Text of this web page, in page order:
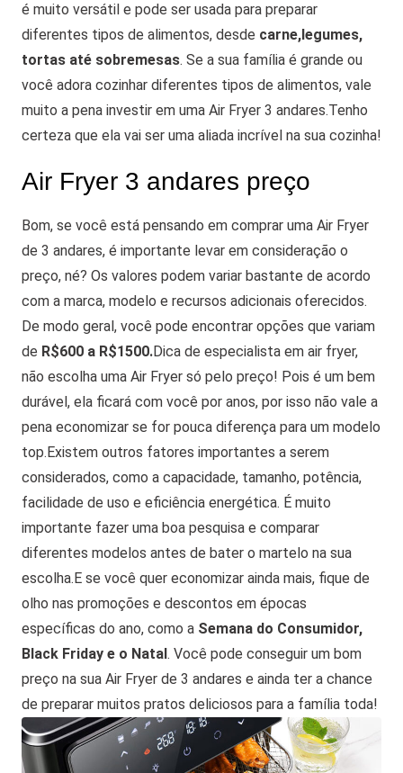
é muito versátil e pode ser usada para preparar
diferentes tipos de alimentos, desde carne,legumes,
tortas até sobremesas. Se a sua família é grande ou
você adora cozinhar diferentes tipos de alimentos, vale
muito a pena investir em uma Air Fryer 3 andares.Tenho
certeza que ela vai ser uma aliada incrível na sua cozinha!
Air Fryer 3 andares preço
Bom, se você está pensando em comprar uma Air Fryer
de 3 andares, é importante levar em consideração o
preço, né? Os valores podem variar bastante de acordo
com a marca, modelo e recursos adicionais oferecidos.
De modo geral, você pode encontrar opções que variam
de R$600 a R$1500.Dica de especialista em air fryer,
não escolha uma Air Fryer só pelo preço! Pois é um bem
durável, ela ficará com você por anos, por isso não vale a
pena economizar se for pouca diferença para um modelo
top.Existem outros fatores importantes a serem
considerados, como a capacidade, tamanho, potência,
facilidade de uso e eficiência energética. É muito
importante fazer uma boa pesquisa e comparar
diferentes modelos antes de bater o martelo na sua
escolha.E se você quer economizar ainda mais, fique de
olho nas promoções e descontos em épocas
específicas do ano, como a Semana do Consumidor,
Black Friday e o Natal. Você pode conseguir um bom
preço na sua Air Fryer de 3 andares e ainda ter a chance
de preparar muitos pratos deliciosos para a família toda!